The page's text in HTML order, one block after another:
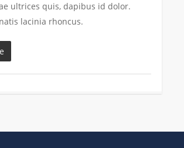
ultrices quis, dapibus id dolor.
lacinia rhoncus.